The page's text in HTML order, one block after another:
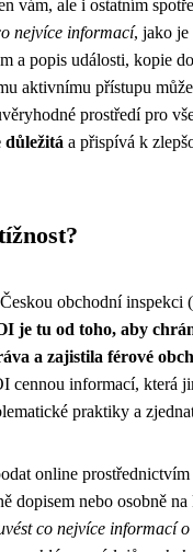
vám, ale i ostatním
nejvíce informací, jako je
a popis události, kopie
aktivnímu přístupu
prostředí pro
důležitá a přispívá k
obchodní inspekci
je tu od toho, aby
a zajistila férové
cennou informací, která
praktiky a
online
dopisem nebo osobně
co nejvíce informací